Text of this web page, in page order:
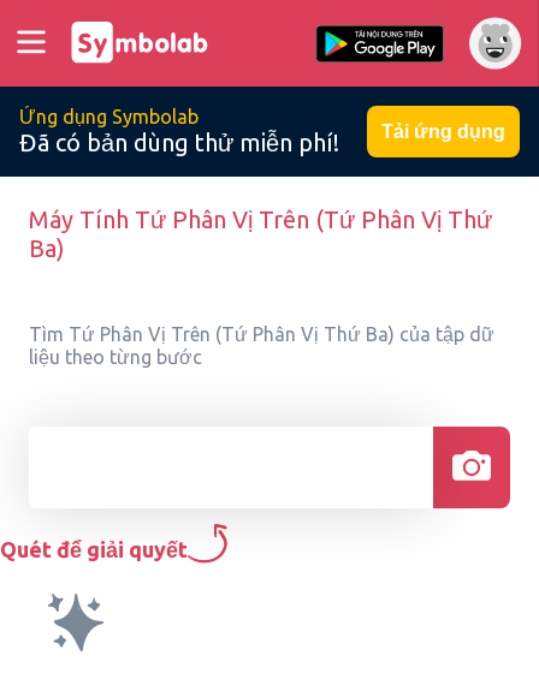
Ứng dụng Symbolab
Đã có bản dùng thử miễn phí! Tải ứng dụng
Máy Tính Tứ Phân Vị Trên (Tứ Phân Vị Thứ
Ba)
Tìm Tứ Phân Vị Trên (Tứ Phân Vị Thứ Ba) của tập dữ
liệu theo từng bước
Quét để giải quyết